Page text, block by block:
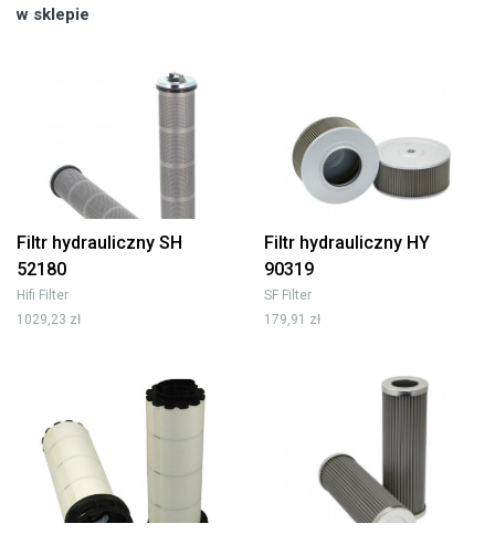
w sklepie
Filtr hydrauliczny SH
52180
Hifi Filter
1029,23 zł
Filtr hydrauliczny HY
90319
SF Filter
179,91 zł